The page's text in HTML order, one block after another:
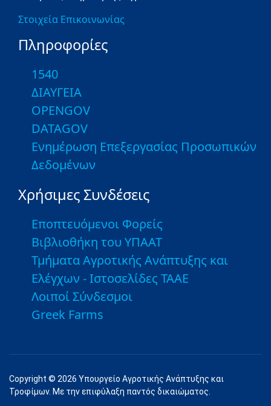
Στοιχεία Επικοινωνίας
Πληροφορίες
1540
ΔΙΑΥΓΕΙΑ
OPENGOV
DATAGOV
Ενημέρωση Επεξεργασίας Προσωπικών
Δεδομένων
Χρήσιμες Συνδέσεις
Εποπτευόμενοι Φορείς
Βιβλιοθήκη του ΥΠΑΑΤ
Τμήματα Αγροτικής Ανάπτυξης και
Ελέγχων - Ιστοσελίδες ΤΑΑΕ
Λοιποί Σύνδεσμοι
Greek Farms
Copyright © 2026 Υπουργείο Αγροτικής Ανάπτυξης και
Τροφίμων. Με την επιφύλαξη παντός δικαιώματος.